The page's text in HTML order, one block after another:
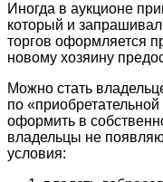
Иногда в аукционе
который и
торгов оформляется
новому хозяину
Можно стать
по
оформить в
владельцы не
условия: